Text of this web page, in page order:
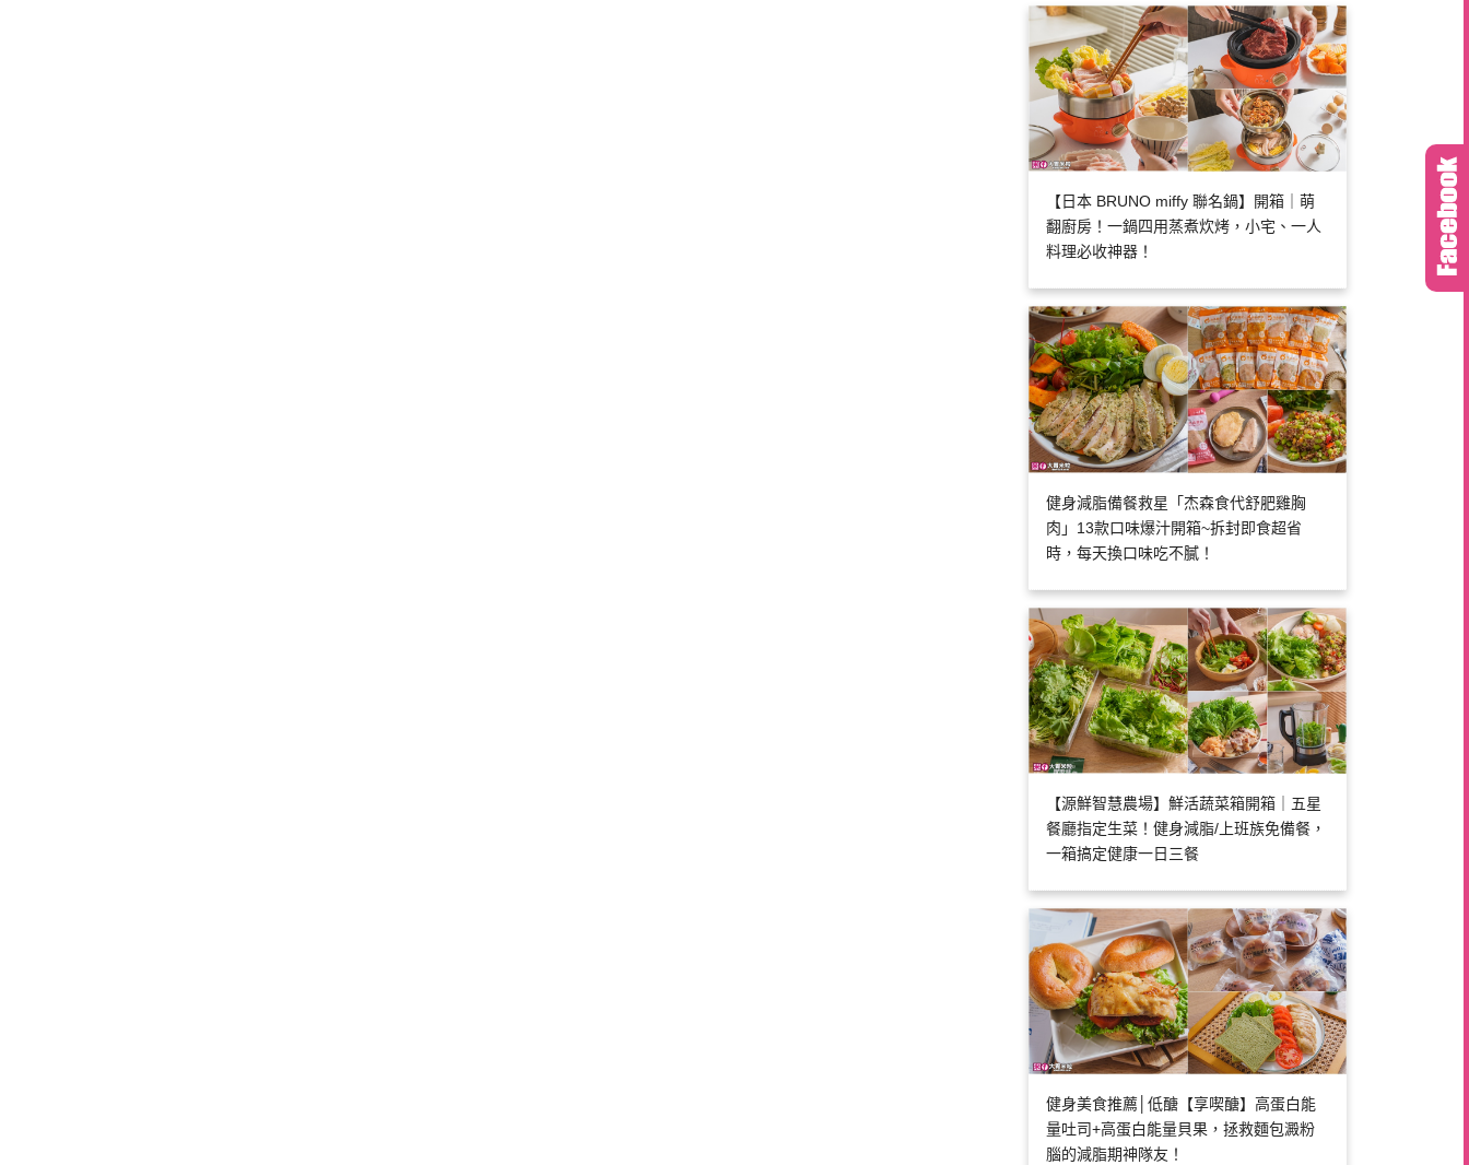
【日本 BRUNO miffy 聯名鍋】開箱｜萌
翻廚房！一鍋四用蒸煮炊烤，小宅、一人
料理必收神器！
健身減脂備餐救星「杰森食代舒肥雞胸
肉」13款口味爆汁開箱~拆封即食超省
時，每天換口味吃不膩！
【源鮮智慧農場】鮮活蔬菜箱開箱｜五星
餐廳指定生菜！健身減脂/上班族免備餐，
一箱搞定健康一日三餐
健身美食推薦│低醣【享喫醣】高蛋白能
量吐司+高蛋白能量貝果，拯救麵包澱粉
腦的減脂期神隊友！